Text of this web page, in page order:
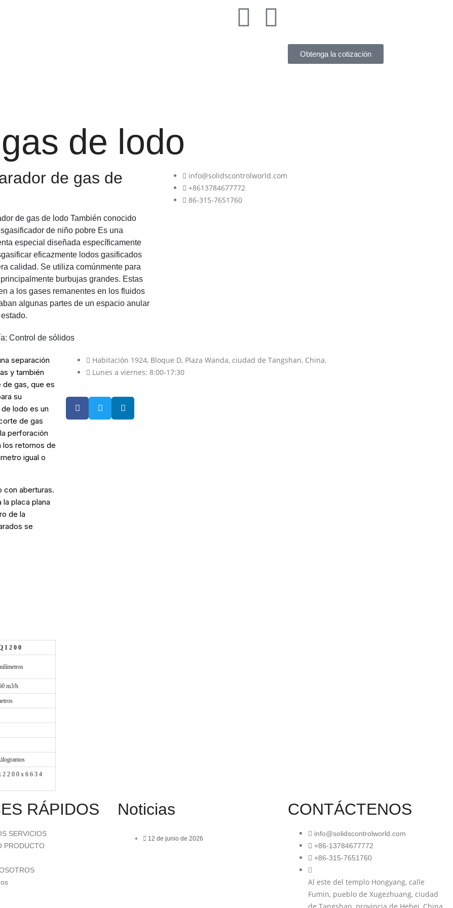
Obtenga la cotización
de lodo
de gas de
de gas de lodoTambién conocido
de niño pobreEs una
especial diseñada específicamente
eficazmente lodos gasificados
calidad. Se utiliza comúnmente para
burbujas grandes. Estas
a los gases remanentes en los fluidos
algunas partes de un espacio anular
Control de sólidos
info@solidscontrolworld.com
+8613784677772
86-315-7651760
separación
y también
de gas, que es
su
lodo es un
de gas
perforación
los retornos de
igual o
con aberturas.
placa plana
de la
se
1 2 0 0
m3/h
2 2 0 0 x 6 6 3 4
Habitación 1924, Bloque D, Plaza Wanda, ciudad de Tangshan, China.
Lunes a viernes: 8:00-17:30
RÁPIDOS
SERVICIOS
PRODUCTO
Noticias
12 de junio de 2026
CONTÁCTENOS
info@solidscontrolworld.com
+86-13784677772
+86-315-7651760
Al este del templo Hongyang, calle
Fumin, pueblo de Xugezhuang, ciudad